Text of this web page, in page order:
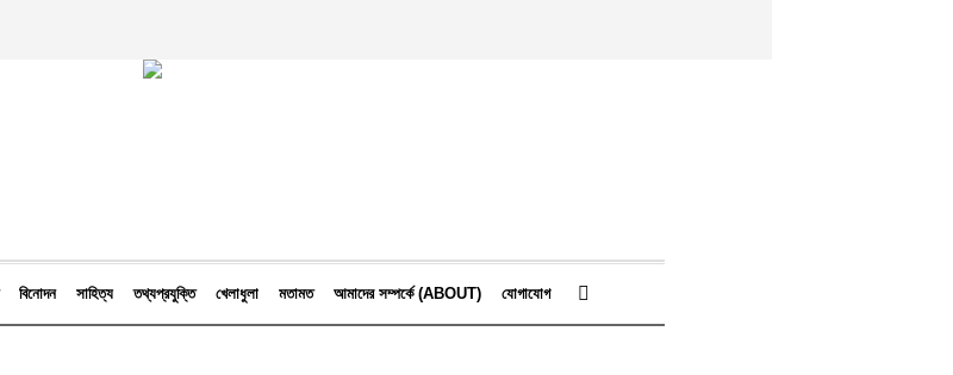
বিনোদন সাহিত্য তথ্যপ্রযুক্তি খেলাধুলা মতামত আমাদের সম্পর্কে (ABOUT) যোগাযোগ